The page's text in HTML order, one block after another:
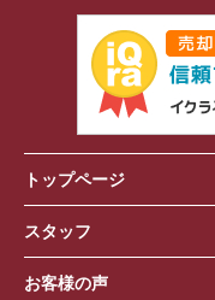
トップページ
スタッフ
お客様の声